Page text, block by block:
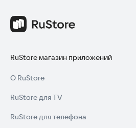
RuStore магазин приложений
О RuStore
RuStore для TV
RuStore для телефона